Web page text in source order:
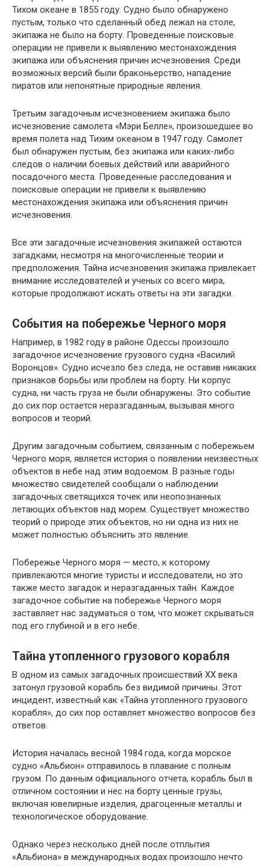
Тихом океане в 1855 году. Судно было обнаружено
пустым, только что сделанный обед лежал на столе,
экипажа не было на борту. Проведенные поисковые
операции не привели к выявлению местонахождения
экипажа или объяснения причин исчезновения. Среди
возможных версий были браконьерство, нападение
пиратов или непонятные природные явления.
Третьим загадочным исчезновением экипажа было
исчезновение самолета «Мэри Белле», произошедшее во
время полета над Тихим океаном в 1947 году. Самолет
был обнаружен пустым, без экипажа или каких-либо
следов о наличии боевых действий или аварийного
посадочного места. Проведенные расследования и
поисковые операции не привели к выявлению
местонахождения экипажа или объяснения причин
исчезновения.
Все эти загадочные исчезновения экипажей остаются
загадками, несмотря на многочисленные теории и
предположения. Тайна исчезновения экипажа привлекает
внимание исследователей и ученых со всего мира,
которые продолжают искать ответы на эти загадки.
События на побережье Черного моря
Например, в 1982 году в районе Одессы произошло
загадочное исчезновение грузового судна «Василий
Воронцов». Судно исчезло без следа, не оставив никаких
признаков борьбы или проблем на борту. Ни корпус
судна, ни часть груза не были обнаружены. Это событие
до сих пор остается неразгаданным, вызывая много
вопросов и теорий.
Другим загадочным событием, связанным с побережьем
Черного моря, является история о появлении неизвестных
объектов в небе над этим водоемом. В разные годы
множество свидетелей сообщали о наблюдении
загадочных светящихся точек или неопознанных
летающих объектов над морем. Существует множество
теорий о природе этих объектов, но ни одна из них не
может полностью объяснить это явление.
Побережье Черного моря — место, к которому
привлекаются многие туристы и исследователи, но это
также место загадок и неразгаданных тайн. Каждое
загадочное событие на побережье Черного моря
заставляет нас задуматься о том, что может скрываться
под его глубиной и в его небе.
Тайна утопленного грузового корабля
В одном из самых загадочных происшествий XX века
затонул грузовой корабль без видимой причины. Этот
инцидент, известный как «Тайна утопленного грузового
корабля», до сих пор оставляет множество вопросов без
ответов.
История началась весной 1984 года, когда морское
судно «Альбион» отправилось в плавание с полным
грузом. По данным официального отчета, корабль был в
отличном состоянии и нес на борту ценные грузы,
включая ювелирные изделия, драгоценные металлы и
технологическое оборудование.
Однако через несколько дней после отплытия
«Альбиона» в международных водах произошло нечто